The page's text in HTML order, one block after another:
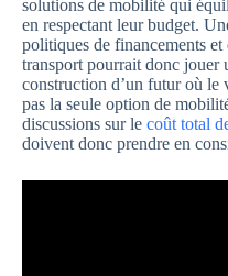
solutions de mobilité qui
en respectant leur budget.
politiques de financements et
transport pourrait donc jouer
construction d’un futur où le
pas la seule option de
discussions sur le coût total
doivent donc prendre en